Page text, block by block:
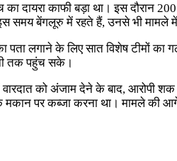
दायरा काफी बड़ा था। इस दौरान
समय बेंगलूरु में रहते हैं, उनसे भी मामले
पता लगाने के लिए सात विशेष टीमों
तक पहुंच सके।
वारदात को अंजाम देने के बाद,
पर कब्जा करना था। मामले की